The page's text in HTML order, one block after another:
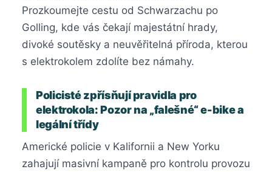
Prozkoumejte cestu od Schwarzachu po
Golling, kde vás čekají majestátní hrady,
divoké soutěsky a neuvěřitelná příroda, kterou
s elektrokolem zdolíte bez námahy.
Policisté zpřísňují pravidla pro
elektrokola: Pozor na „falešné“ e-bike a
legální třídy
Americké policie v Kalifornii a New Yorku
zahajují masivní kampaně pro kontrolu provozu